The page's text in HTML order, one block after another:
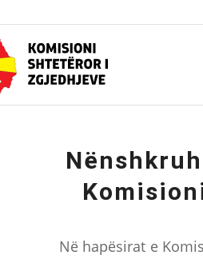
Në hapësirat e